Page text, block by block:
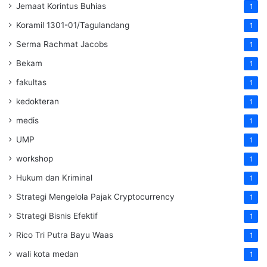
Jemaat Korintus Buhias 1
Koramil 1301-01/Tagulandang 1
Serma Rachmat Jacobs 1
Bekam 1
fakultas 1
kedokteran 1
medis 1
UMP 1
workshop 1
Hukum dan Kriminal 1
Strategi Mengelola Pajak Cryptocurrency 1
Strategi Bisnis Efektif 1
Rico Tri Putra Bayu Waas 1
wali kota medan 1